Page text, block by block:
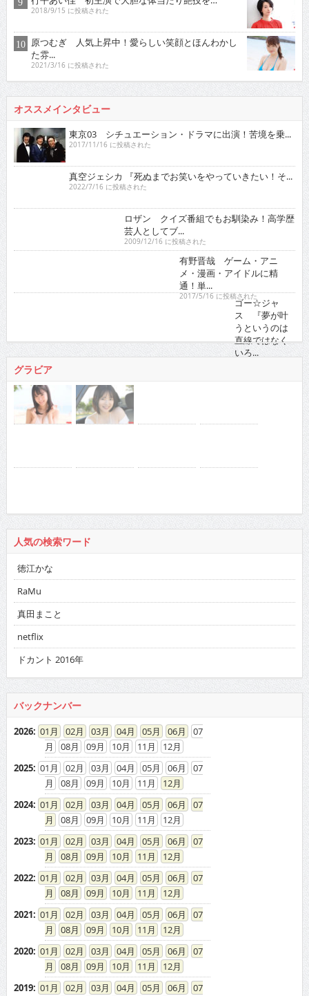
2018/9/15 に投稿された
原つむぎ 人気上昇中！愛らしい笑顔とほんわかし
た雰...
2021/3/16 に投稿された
オススメインタビュー
東京03 シチュエーション・ドラマに出演！苦境を乗...
2017/11/16 に投稿された
真空ジェシカ 『死ぬまでお笑いをやっていきたい！そ...
2022/7/16 に投稿された
ロザン クイズ番組でもお馴染み！高学歴芸人として
2009/12/16 に投稿された
有野晋哉 ゲーム・アニメ・漫画・アイドルに精通！
ゴー☆ジャス 『夢が叶うというのは直線ではなくい
グラビア
人気の検索ワード
徳江かな
RaMu
真田まこと
netflix
ドカント 2016年
バックナンバー
2026: 01 02 03 04 05 06
07
08
09 10 11
12
2025: 01 02 03 04 05 06
07
08
09 10 11
12
2024: 01 02 03 04 05 06
07
08
09 10 11
12
2023: 01 02 03 04 05 06
07
08
09 10 11
12
2022: 01 02 03 04 05 06
07
08
09 10 11
12
2021: 01 02 03 04 05 06
07
08
09 10 11
12
2020: 01 02 03 04 05 06
07
08
09 10 11
12
2019: 01 02 03 04 05 06
07